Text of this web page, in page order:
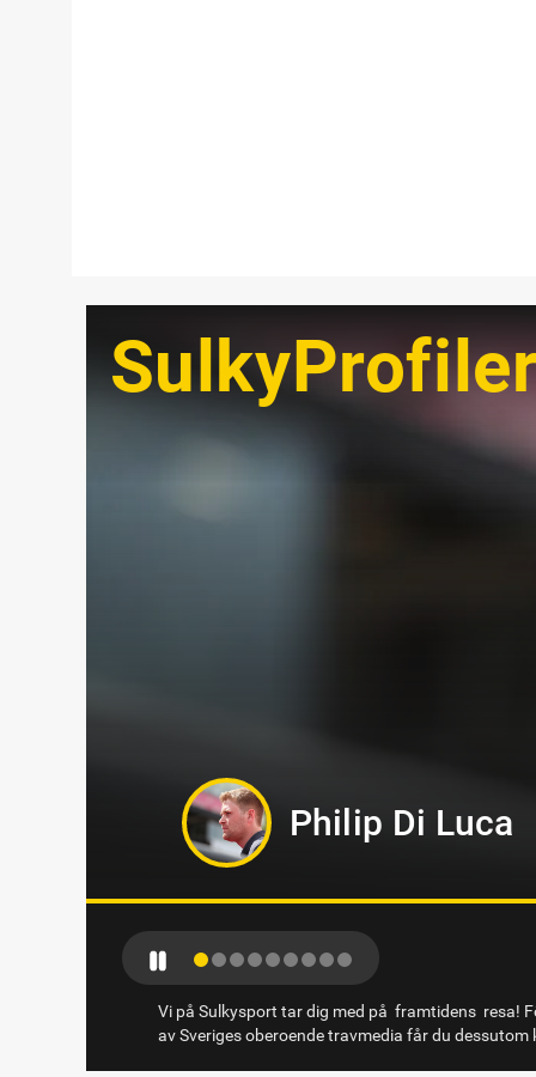
Kevin
Vi på Sulkysport tar dig med på framtidens resa!
av Sveriges oberoende travmedia får du